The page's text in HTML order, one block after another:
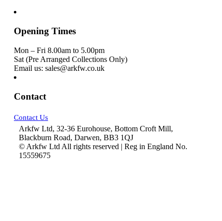
Opening Times
Mon – Fri 8.00am to 5.00pm
Sat (Pre Arranged Collections Only)
Email us: sales@arkfw.co.uk
Contact
Contact Us
Arkfw Ltd, 32-36 Eurohouse, Bottom Croft Mill,
Blackburn Road, Darwen, BB3 1QJ
© Arkfw Ltd All rights reserved | Reg in England No.
15559675